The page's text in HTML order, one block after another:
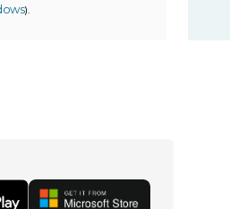
).